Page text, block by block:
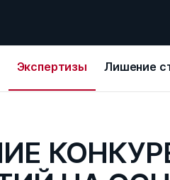
Экспертизы Лишение